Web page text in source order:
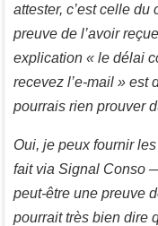
attester, c’est celle du
preuve de l’avoir
explication « le délai
recevez l’e-mail » est
pourrais rien prouver
Oui, je peux fournir
fait via Signal Conso
peut-être une preuve
pourrait très bien dire